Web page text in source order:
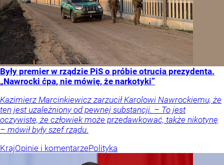
Były premier w rządzie PiS o próbie otrucia prezydenta.
„Nawrocki ćpa, nie mówię, że narkotyki”
Kazimierz Marcinkiewicz zarzucił Karolowi Nawrockiemu, że
ten jest uzależniony od pewnej substancji. – To jest
oczywiste, że człowiek może przedawkować, także nikotynę
– mówił były szef rządu.
KrajOpinie i komentarzePolityka